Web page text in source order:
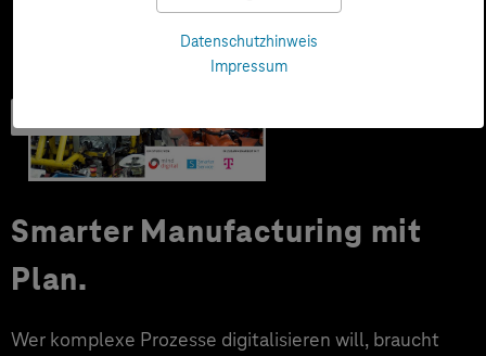
Datenschutzhinweis
Impressum
Smarter Manufacturing mit
Plan.
Wer komplexe Prozesse digitalisieren will, braucht